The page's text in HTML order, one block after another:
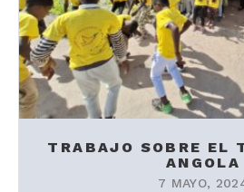
TRABAJO SOBRE EL
ANGOLA
7 MAYO,